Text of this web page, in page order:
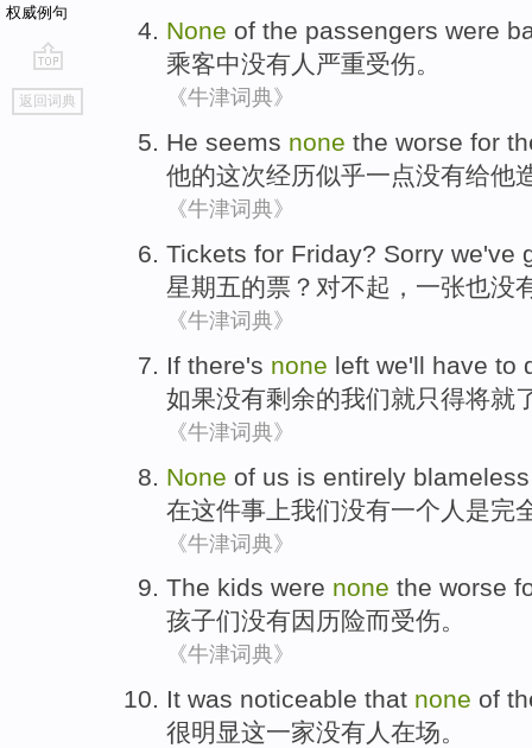
权威例句
go
top
返回词典
None of the passengers were
乘客中没有人 严重受伤。
《牛津词典》
He seems none the worse for
他的这次经历似乎一点没有给他
《牛津词典》
Tickets for Friday? Sorry we've
星期五的票 ？ 对不起 ，一张也没
《牛津词典》
If there's none left we'll have to
如果没有剩余的我们就只得将就
《牛津词典》
None of us is entirely blameless
在这件事 上我们没有一个人 是完
《牛津词典》
The kids were none the worse
孩子们没有因 历险而受伤。
《牛津词典》
It was noticeable that none of
很明显这一家没有人在场。